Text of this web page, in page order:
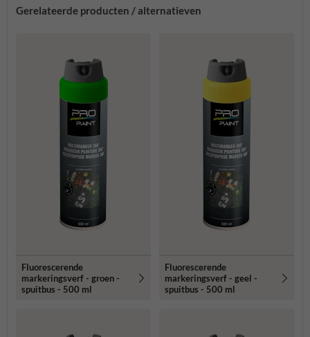
Gerelateerde producten / alternatieven
Fluorescerende
markeringsverf - groen -
spuitbus - 500 ml
Fluorescerende
markeringsverf - geel -
spuitbus - 500 ml